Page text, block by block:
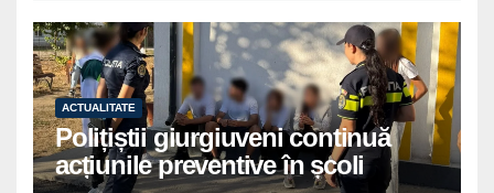
ACTUALITATE
Polițiștii giurgiuveni continuă
acțiunile preventive în școli